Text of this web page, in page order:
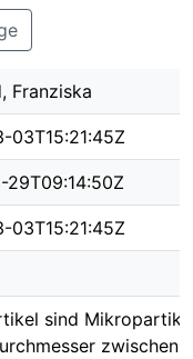
Franziska
03T15:21:45Z
29T09:14:50Z
03T15:21:45Z
sind
zwischen